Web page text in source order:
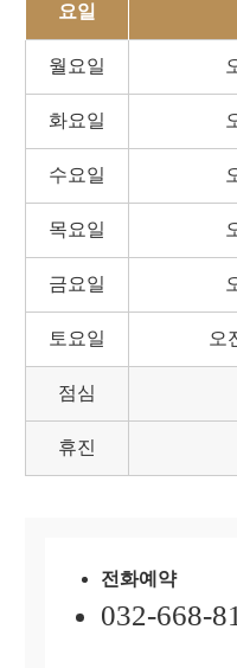
요일
월요일
화요일
수요일
목요일
금요일
토요일 오
점심
휴진
전화예약
032-668-